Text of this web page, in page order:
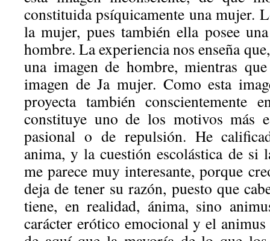
constituida psíquicamente una mujer.
la mujer, pues también ella posee
hombre. La experiencia nos enseña
una imagen de hombre, mientras
imagen de Ja mujer. Como esta
proyecta también conscientemente
constituye uno de los motivos más
pasional o de repulsión. He
anima, y la cuestión escolástica de si
me parece muy interesante, porque
deja de tener su razón, puesto que
tiene, en realidad, ánima, sino
carácter erótico emocional y el